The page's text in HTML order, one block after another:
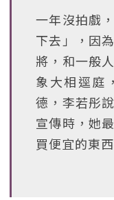
一年沒拍戲
下去」，因
將，和一般
象大相逕庭
德，李若彤
宣傳時，她
買便宜的東